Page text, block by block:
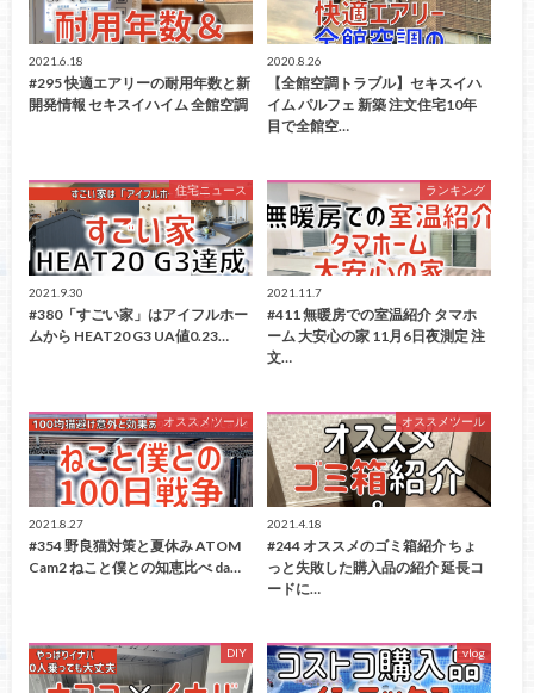
2021.6.18
#295 快適エアリーの耐用年数と新
開発情報 セキスイハイム 全館空調
2020.8.26
【全館空調トラブル】セキスイハ
イム パルフェ 新築 注文住宅10年
目で全館空…
住宅ニュース
2021.9.30
#380「すごい家」はアイフルホー
ムから HEAT20 G3 UA値0.23…
ランキング
2021.11.7
#411 無暖房での室温紹介 タマホ
ーム 大安心の家 11月6日夜測定 注
文…
オススメツール
2021.8.27
#354 野良猫対策と夏休み ATOM
Cam2 ねこと僕との知恵比べ da…
オススメツール
2021.4.18
#244 オススメのゴミ箱紹介 ちょ
っと失敗した購入品の紹介 延長コ
ードに…
DIY vlog